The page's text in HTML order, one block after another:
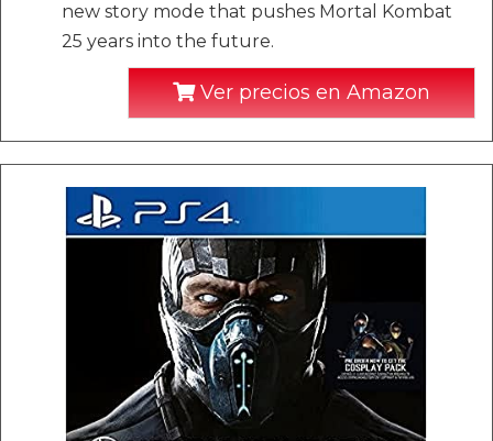
new story mode that pushes Mortal Kombat
25 years into the future.
Ver precios en Amazon